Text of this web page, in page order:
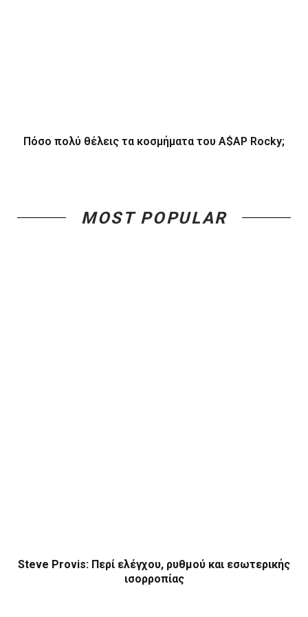
Πόσο πολύ θέλεις τα κοσμήματα του A$AP Rocky;
MOST POPULAR
Steve Provis: Περί ελέγχου, ρυθμού και εσωτερικής
ισορροπίας